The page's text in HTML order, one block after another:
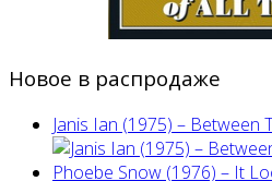
Новое в распродаже
Janis Ian (1975) ‎– Between
Phoebe Snow (1976) – It